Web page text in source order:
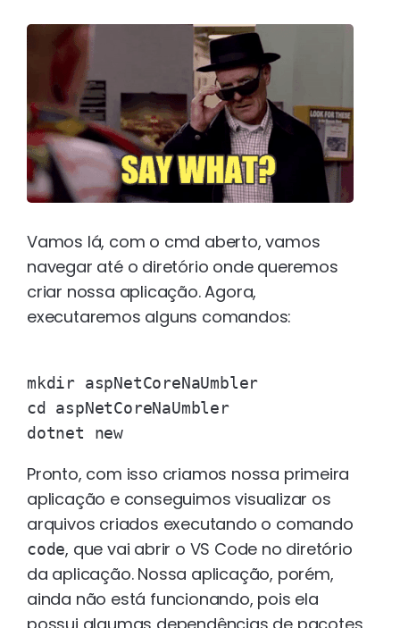
Vamos lá, com o cmd aberto, vamos
navegar até o diretório onde queremos
criar nossa aplicação. Agora,
executaremos alguns comandos:
mkdir aspNetCoreNaUmbler
cd aspNetCoreNaUmbler
Pronto, com isso criamos nossa primeira
aplicação e conseguimos visualizar os
arquivos criados executando o comando
code, que vai abrir o VS Code no diretório
da aplicação. Nossa aplicação, porém,
ainda não está funcionando, pois ela